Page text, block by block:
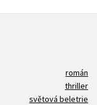
román
thriller
světová beletrie